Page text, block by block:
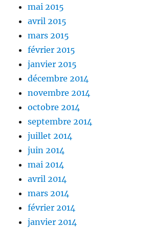
mai 2015
avril 2015
mars 2015
février 2015
janvier 2015
décembre 2014
novembre 2014
octobre 2014
septembre 2014
juillet 2014
juin 2014
mai 2014
avril 2014
mars 2014
février 2014
janvier 2014